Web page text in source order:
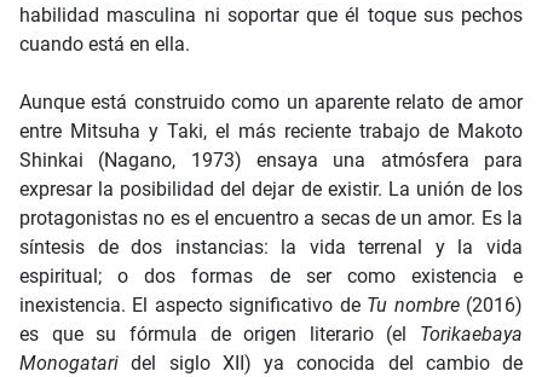
habilidad masculina ni soportar que él toque sus pechos
cuando está en ella.
Aunque está construido como un aparente relato de amor
entre Mitsuha y Taki, el más reciente trabajo de Makoto
Shinkai (Nagano, 1973) ensaya una atmósfera para
expresar la posibilidad del dejar de existir. La unión de los
protagonistas no es el encuentro a secas de un amor. Es la
síntesis de dos instancias: la vida terrenal y la vida
espiritual; o dos formas de ser como existencia e
inexistencia. El aspecto significativo de Tu nombre(2016)
es que su fórmula de origen literario (el Torikaebaya
Monogatari del siglo XII) ya conocida del cambio de